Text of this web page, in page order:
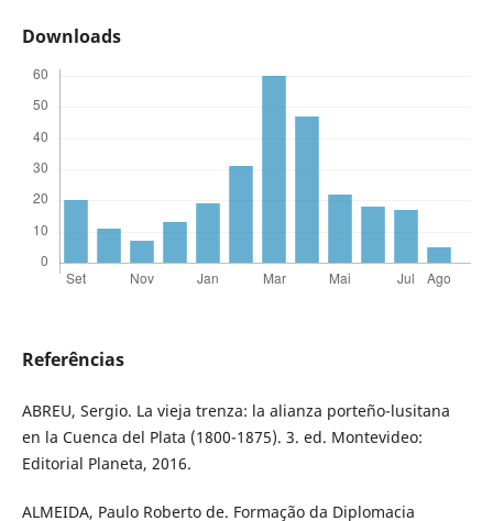
Downloads
Referências
ABREU, Sergio. La vieja trenza: la alianza porteño-lusitana
en la Cuenca del Plata (1800-1875). 3. ed. Montevideo:
Editorial Planeta, 2016.
ALMEIDA, Paulo Roberto de. Formação da Diplomacia